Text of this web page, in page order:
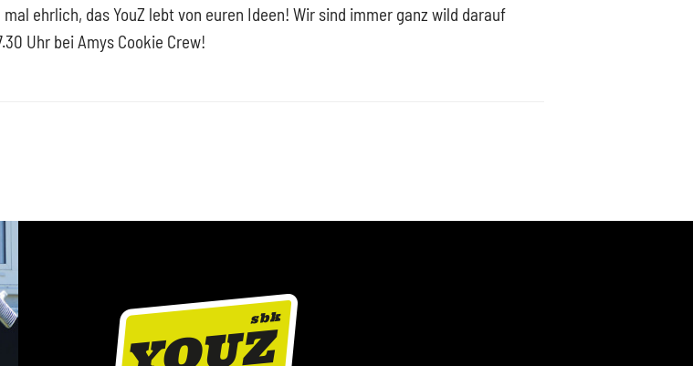
ehrlich, das YouZ lebt von euren Ideen! Wir sind immer ganz wild darauf
Uhr bei Amys Cookie Crew!